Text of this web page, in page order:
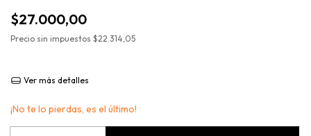
$27.000,00
Precio sin impuestos $22.314,05
Ver más detalles
¡No te lo pierdas, es el último!